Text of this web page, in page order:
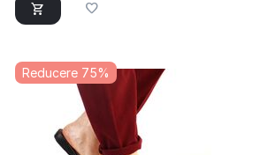
Reducere 75%